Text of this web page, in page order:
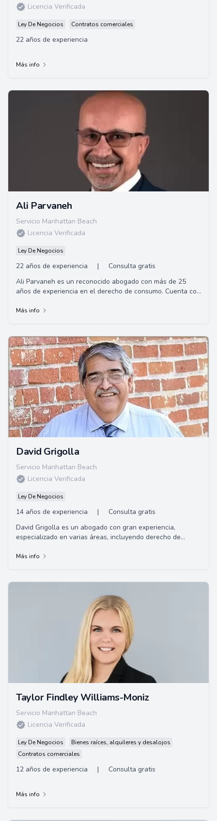
Licencia Verificada
Ley De Negocios Contratos comerciales
22 años de experiencia
Más info
Ali Parvaneh
Servicio Manhattan Beach
Licencia Verificada
Ley De Negocios
22 años de experiencia |
Consulta gratis
Ali Parvaneh es un reconocido abogado con más de 25
años de experiencia en el derecho de consumo. Cuenta con
Más info
David Grigolla
Servicio Manhattan Beach
Licencia Verificada
Ley De Negocios
14 años de experiencia |
Consulta gratis
David Grigolla es un abogado con gran experiencia,
especializado en varias áreas, incluyendo derecho de
Más info
Taylor Findley Williams-Moniz
Servicio Manhattan Beach
Licencia Verificada
Ley De Negocios
Bienes raíces, alquileres y desalojos
Contratos comerciales
12 años de experiencia | Consulta gratis
Más info